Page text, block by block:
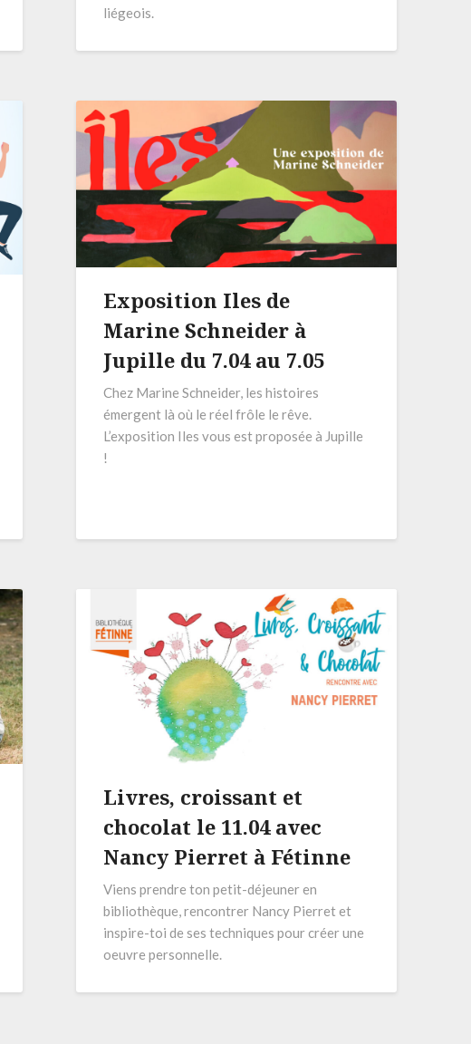
liégeois.
Exposition Iles de
Marine Schneider à
Jupille du 7.04 au 7.05
Chez Marine Schneider, les histoires
émergent là où le réel frôle le rêve.
L’exposition Iles vous est proposée à Jupille
!
Livres, croissant et
chocolat le 11.04 avec
Nancy Pierret à Fétinne
Viens prendre ton petit-déjeuner en
bibliothèque, rencontrer Nancy Pierret et
inspire-toi de ses techniques pour créer une
oeuvre personnelle.